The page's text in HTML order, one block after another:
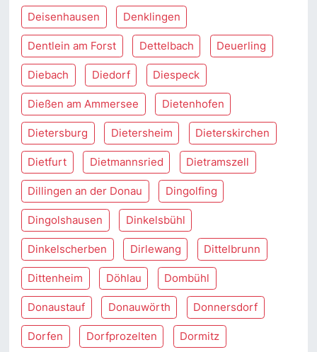
Deisenhausen Denklingen
Dentlein am Forst Dettelbach Deuerling
Diebach Diedorf Diespeck
Dießen am Ammersee Dietenhofen
Dietersburg Dietersheim Dieterskirchen
Dietfurt Dietmannsried Dietramszell
Dillingen an der Donau Dingolfing
Dingolshausen Dinkelsbühl
Dinkelscherben Dirlewang Dittelbrunn
Dittenheim Döhlau Dombühl
Donaustauf Donauwörth Donnersdorf
Dorfen Dorfprozelten Dormitz